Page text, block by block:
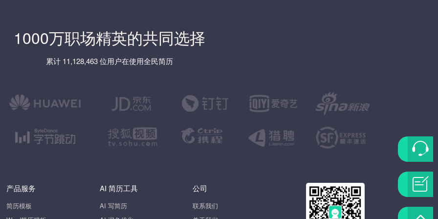
1000万职场精英的共同选择
累计 11,128,463 位用户在使用全民简历
产品服务
简历模板
AI 简历工具
AI 写简历
公司
联系我们
联
系
客
题